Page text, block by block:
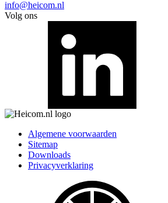
info@heicom.nl
Volg ons
Algemene voorwaarden
Sitemap
Downloads
Privacyverklaring